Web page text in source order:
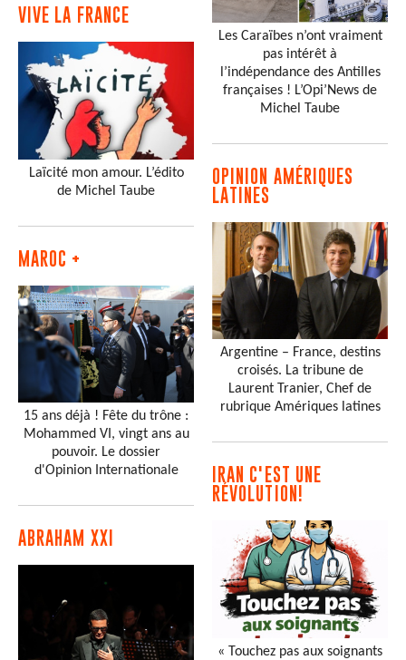
VIVE LA FRANCE
Laïcité mon amour. L’édito
de Michel Taube
MAROC +
15 ans déjà ! Fête du trône :
Mohammed VI, vingt ans au
pouvoir. Le dossier
d'Opinion Internationale
ABRAHAM XXI
Les Caraïbes n’ont vraiment
pas intérêt à
l’indépendance des Antilles
françaises ! L’Opi’News de
Michel Taube
OPINION AMÉRIQUES
LATINES
Argentine – France, destins
croisés. La tribune de
Laurent Tranier, Chef de
rubrique Amériques latines
IRAN C'EST UNE
RÉVOLUTION!
« Touchez pas aux soignants